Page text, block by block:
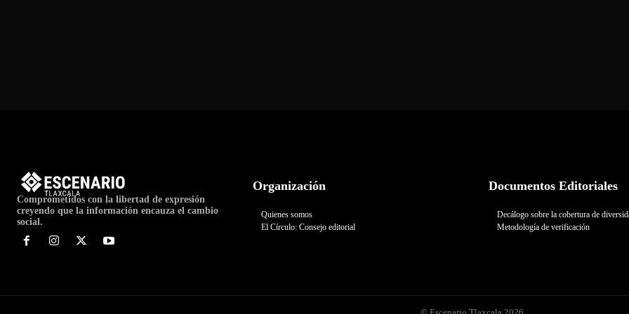
Comprometidos con la libertad de expresión
creyendo que la información encauza el cambio
social.
Organización
Quienes somos
El Círculo: Consejo editorial
Documentos Editoriales
Decálogo sobre la cobertura de
Metodología de verificación